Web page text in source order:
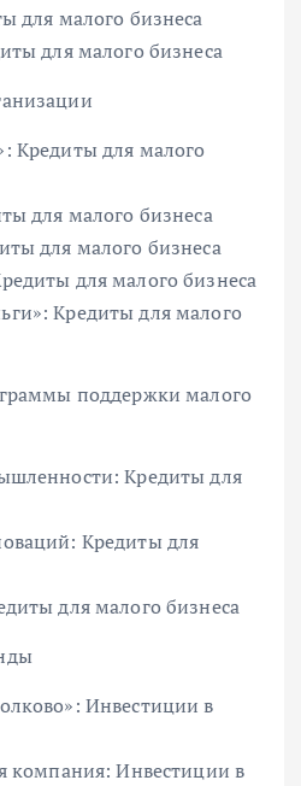
для малого бизнеса
для малого бизнеса
Кредиты для малого
для малого бизнеса
для малого бизнеса
для малого бизнеса
Кредиты для малого
поддержки малого
Кредиты для
Кредиты для
для малого бизнеса
Инвестиции в
компания: Инвестиции в